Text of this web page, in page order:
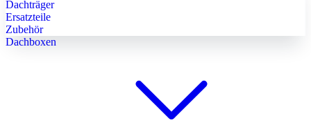
Dachträger
Ersatzteile
Zubehör
Dachboxen